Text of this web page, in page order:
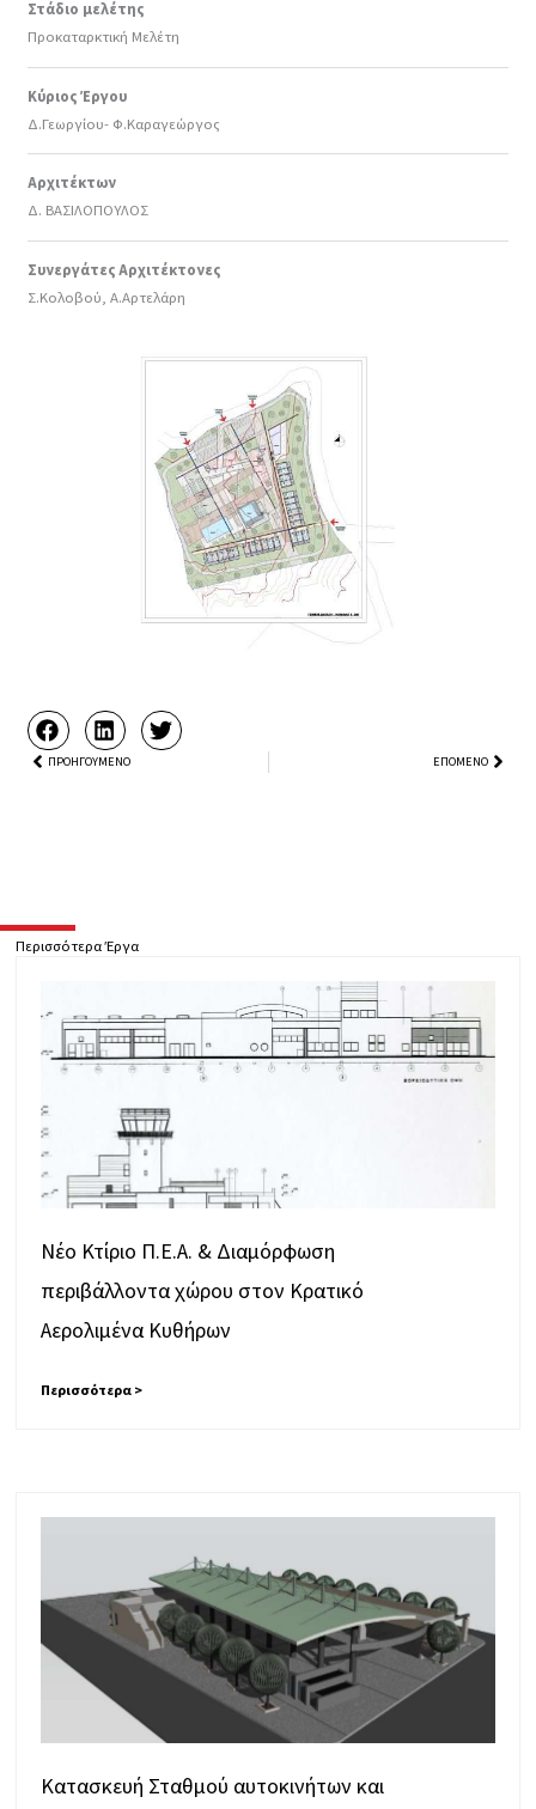
Στάδιο μελέτης
Προκαταρκτική Μελέτη
Κύριος Έργου
Δ.Γεωργίου- Φ.Καραγεώργος
Αρχιτέκτων
Δ. ΒΑΣΙΛΟΠΟΥΛΟΣ
Συνεργάτες Αρχιτέκτονες
Σ.Κολοβού, Α.Αρτελάρη
PrevΠΡΟΗΓΟΎΜΕΝΟ ΕΠΌΜΕΝΟNext
Περισσότερα Έργα
Νέο Κτίριο Π.Ε.Α. & Διαμόρφωση
περιβάλλοντα χώρου στον Κρατικό
Αερολιμένα Κυθήρων
Περισσότερα >
Κατασκευή Σταθμού αυτοκινήτων και